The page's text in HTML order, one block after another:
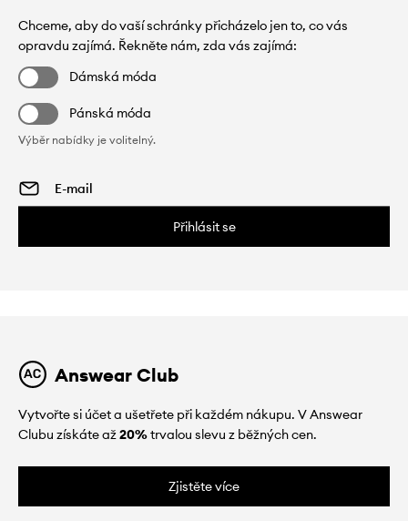
Chceme, aby do vaší schránky přicházelo jen to, co vás
opravdu zajímá. Řekněte nám, zda vás zajímá:
Dámská móda
Pánská móda
Výběr nabídky je volitelný.
Přihlásit se
Answear Club
Vytvořte si účet a ušetřete při každém nákupu. V Answear
Clubu získáte až20%trvalou slevu z běžných cen.
Zjistěte více